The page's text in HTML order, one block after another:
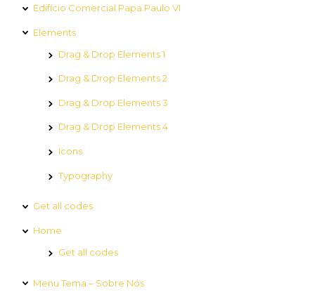
Edifício Comercial Papa Paulo VI
Elements
Drag & Drop Elements 1
Drag & Drop Elements 2
Drag & Drop Elements 3
Drag & Drop Elements 4
Icons
Typography
Get all codes
Home
Get all codes
Menu Tema – Sobre Nós